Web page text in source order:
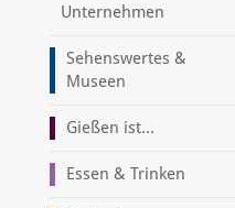
Unternehmen
Sehenswertes &
Museen
Gießen ist...
Essen & Trinken